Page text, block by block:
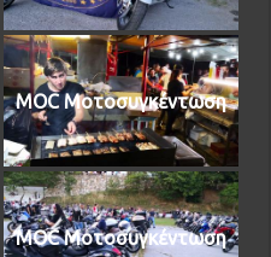
MOC Μοτοσυγκέντωση
MOC Μοτοσυγκέντωση